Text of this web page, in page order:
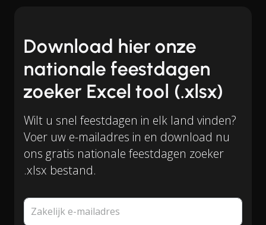
Download hier onze
nationale feestdagen
zoeker Excel tool (.xlsx)
Wilt u snel feestdagen in elk land vinden?
Voer uw e-mailadres in en download nu
ons gratis nationale feestdagen zoeker
.xlsx bestand.
Zakelijk e-mailadres